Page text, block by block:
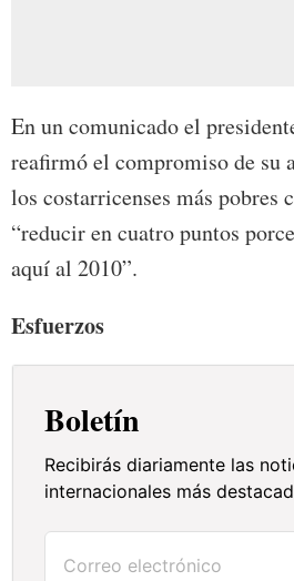
En un comunicado el
reafirmó el compromiso de su
los costarricenses más pobres
“reducir en cuatro puntos
aquí al 2010”.
Esfuerzos
Boletín
Recibirás diariamente las
internacionales más